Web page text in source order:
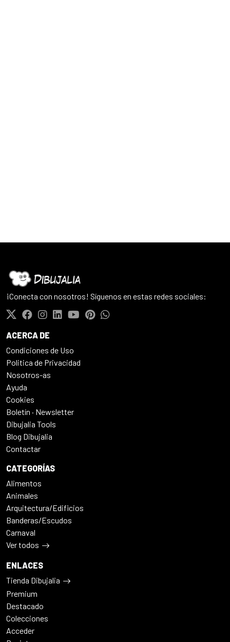
¡Conecta con nosotros! Síguenos en estas redes sociales:
ACERCA DE
Condiciones de Uso
Politica de Privacidad
Nosotros-as
Ayuda
Cookies
Boletín · Newsletter
Dibujalia Tools
Blog Dibujalia
Contactar
CATEGORÍAS
Alimentos
Animales
Arquitectura/Edificios
Banderas/Escudos
Carnaval
Ver todos
ENLACES
Tienda Dibujalia
Premium
Destacado
Colecciones
Acceder